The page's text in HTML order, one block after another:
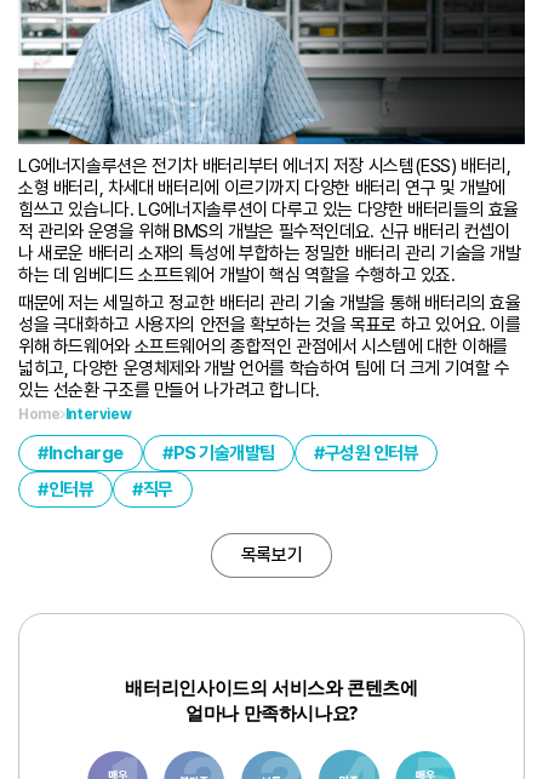
LG에너지솔루션은 전기차 배터리부터 에너지 저장 시스템(ESS) 배터리,
소형 배터리, 차세대 배터리에 이르기까지 다양한 배터리 연구 및 개발에
힘쓰고 있습니다. LG에너지솔루션이 다루고 있는 다양한 배터리들의 효율
적 관리와 운영을 위해 BMS의 개발은 필수적인데요. 신규 배터리 컨셉이
나 새로운 배터리 소재의 특성에 부합하는 정밀한 배터리 관리 기술을 개발
하는 데 임베디드 소프트웨어 개발이 핵심 역할을 수행하고 있죠.
때문에 저는 세밀하고 정교한 배터리 관리 기술 개발을 통해 배터리의 효율
성을 극대화하고 사용자의 안전을 확보하는 것을 목표로 하고 있어요. 이를
위해 하드웨어와 소프트웨어의 종합적인 관점에서 시스템에 대한 이해를
넓히고, 다양한 운영체제와 개발 언어를 학습하여 팀에 더 크게 기여할 수
있는 선순환 구조를 만들어 나가려고 합니다.
Home Interview
Incharge PS 기술개발팀
구성원 인터뷰
인터뷰
직무
목록보기
배터리인사이드의 서비스와 콘텐츠에
얼마나 만족하시나요?
1 3 6 8 10